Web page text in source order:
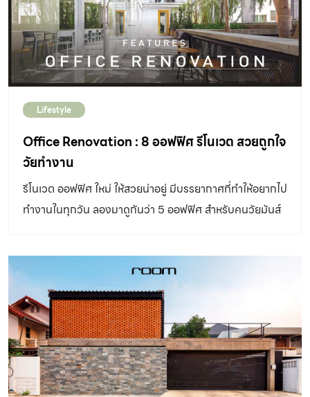
Lifestyle
Office Renovation : 8 ออฟฟิศ รีโนเวต สวยถูกใจ
วัยทำงาน
รีโนเวต ออฟฟิศ ใหม่ ให้สวยน่าอยู่ มีบรรยากาศที่ทำให้อยากไป
ทำงานในทุกวัน ลองมาดูกันว่า 5 ออฟฟิศ สำหรับคนวัยมันส์